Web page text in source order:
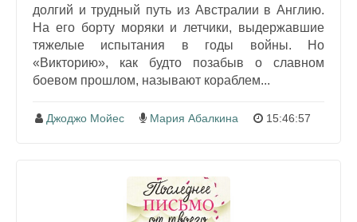
долгий и трудный путь из Австралии в Англию.
На его борту моряки и летчики, выдержавшие
тяжелые испытания в годы войны. Но
«Викторию», как будто позабыв о славном
боевом прошлом, называют кораблем...
Джоджо Мойес Мария Абалкина 15:46:57